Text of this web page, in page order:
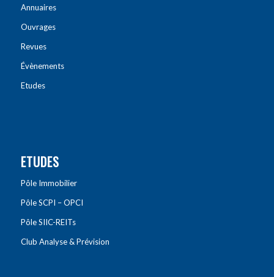
Annuaires
Ouvrages
Revues
Évènements
Etudes
ETUDES
Pôle Immobilier
Pôle SCPI – OPCI
Pôle SIIC-REITs
Club Analyse & Prévision